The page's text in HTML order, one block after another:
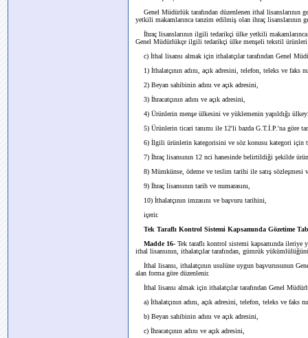
Genel Müdürlük tarafından düzenlenen ithal lisanslarının
yetkili makamlarınca tanzim edilmiş olan ihraç lisanslarının
İhraç lisanslarının ilgili tedarikçi ülke yetkili
Genel Müdürlükçe ilgili tedarikçi ülke menşeli tekstil ürünleri
c) İthal lisansı almak için ithalatçılar tarafından Genel
1) İthalatçının adını, açık adresini, telefon, teleks ve faks
2) Beyan sahibinin adını ve açık adresini,
3) İhracatçının adını ve açık adresini,
4) Ürünlerin menşe ülkesini ve yüklemenin yapıldığı
5) Ürünlerin ticari tanımı ile 12'li bazda G.T.İ.P.'na göre
6) İlgili ürünlerin kategorisini ve söz konusu kategori için
7) İhraç lisansının 12 nci hanesinde belirtildiği şekilde
8) Mümkünse, ödeme ve teslim tarihi ile satış sözleşmesi
9) İhraç lisansının tarih ve numarasını,
10) İthalatçının imzasını ve başvuru tarihini,
içerir.
Tek Taraflı Kontrol Sistemi Kapsamında Gözetime
Madde 16- Tek taraflı kontrol sistemi kapsamında
ithal lisansının, ithalatçılar tarafından, gümrük
İthal lisansı, ithalatçının usulüne uygun başvurusunun
alan forma göre düzenlenir.
İthal lisansı almak için ithalatçılar tarafından Genel
a) İthalatçının adını, açık adresini, telefon, teleks ve faks
b) Beyan sahibinin adını ve açık adresini,
c) İhracatçının adını ve açık adresini,